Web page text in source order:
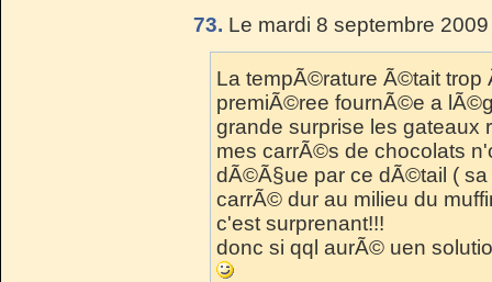
73. Le mardi 8 septembre
La tempÃ©rature Ã©tait
premiÃ©ree fournÃ©e a
grande surprise les gateaux
mes carrÃ©s de chocolats
dÃ©Ã§ue par ce dÃ©tail (
carrÃ© dur au milieu du
c'est surprenant!!!
donc si qql aurÃ© uen